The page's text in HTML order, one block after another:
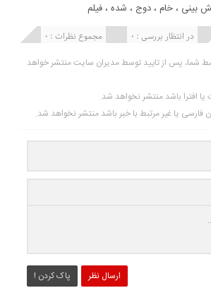
بینی ،خام ،دوج ، شده ،فیلم
مجموع نظرات : 0 در انتظار بررسی : 0
شما، پس از تایید توسط مدیران سایت منتشر خواهد
افترا باشد منتشر نخواهد شد.
فارسی یا غیر مرتبط با خبر باشد منتشر نخواهد شد.
ارسال نظر پاک کردن !